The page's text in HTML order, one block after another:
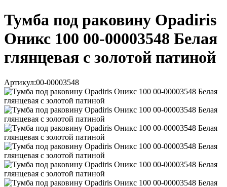
Тумба под раковину Opadiris
Оникс 100 00-00003548 Белая
глянцевая с золотой патиной
Артикул:00-00003548